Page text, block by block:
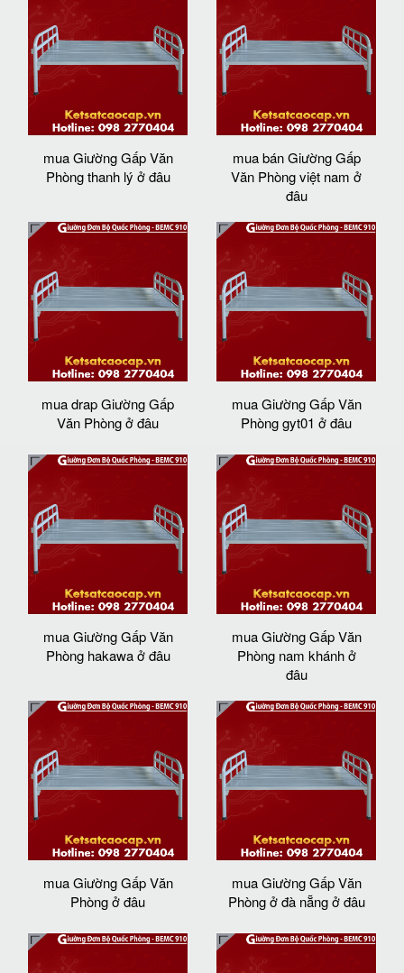
mua Giường Gấp Văn
Phòng thanh lý ở đâu
mua bán Giường Gấp
Văn Phòng việt nam ở
đâu
mua drap Giường Gấp
Văn Phòng ở đâu
mua Giường Gấp Văn
Phòng gyt01 ở đâu
mua Giường Gấp Văn
Phòng hakawa ở đâu
mua Giường Gấp Văn
Phòng nam khánh ở
đâu
mua Giường Gấp Văn
Phòng ở đâu
mua Giường Gấp Văn
Phòng ở đà nẵng ở đâu